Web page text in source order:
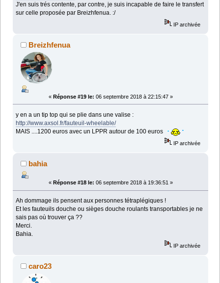
J'en suis trés contente, par contre, je suis incapable de faire le transfert
sur celle proposée par Breizhfenua. :/
IP archivée
Breizhfenua
« Réponse #19 le: 06 septembre 2018 à 22:15:47 »
y en a un tip top qui se plie dans une valise :
http://www.axsol.fr/fauteuil-wheelable/
MAIS ....1200 euros avec un LPPR autour de 100 euros
IP archivée
bahia
« Réponse #18 le: 06 septembre 2018 à 19:36:51 »
Ah dommage ils pensent aux personnes tétraplégiques !
Et les fauteuils douche ou sièges douche roulants transportables je ne
sais pas où trouver ça ??
Merci.
Bahia.
IP archivée
caro23